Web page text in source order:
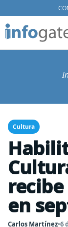
Cultura
en
Carlos Martínez•6